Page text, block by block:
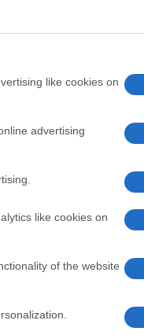
like cookies on
advertising
like cookies on
of the website
σε αρκετά
Ιατρική Πάτρας,